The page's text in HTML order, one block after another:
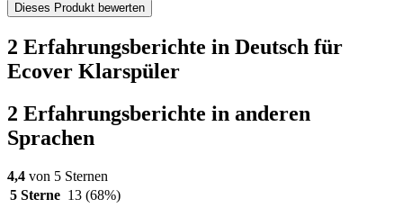
Dieses Produkt bewerten
2 Erfahrungsberichte in Deutsch für
Ecover Klarspüler
2 Erfahrungsberichte in anderen
Sprachen
4,4 von 5 Sternen
5 Sterne 13 (68%)